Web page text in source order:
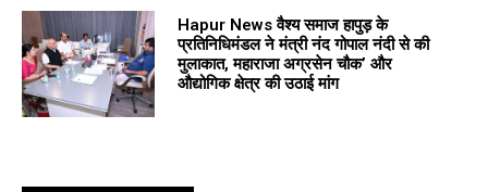
Hapur News वैश्य समाज हापुड़ के
प्रतिनिधिमंडल ने मंत्री नंद गोपाल नंदी से की
मुलाकात, महाराजा अग्रसेन चौक’ और
औद्योगिक क्षेत्र की उठाई मांग